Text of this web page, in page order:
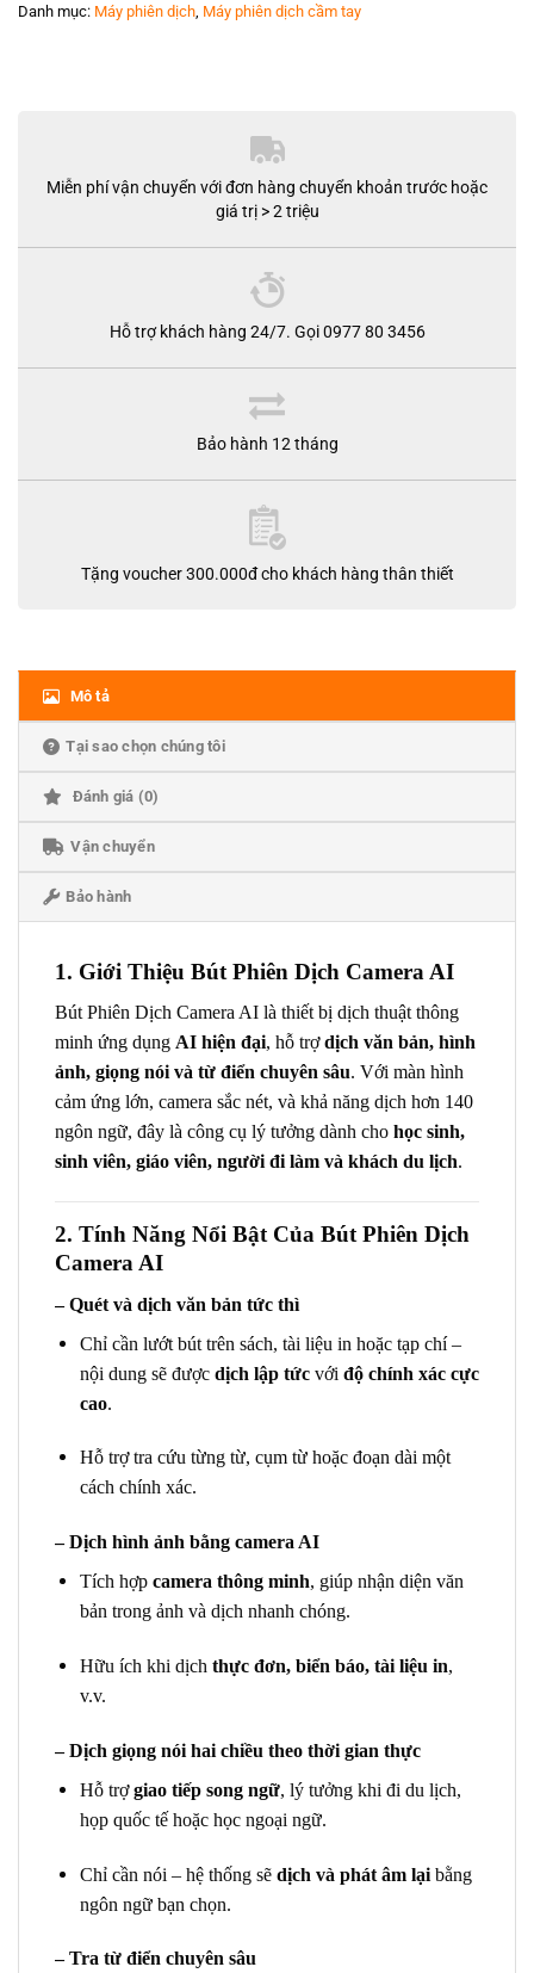
Danh mục: Máy phiên dịch Máy phiên dịch cầm tay
Miễn phí vận chuyển với đơn hàng chuyển khoản trước hoặc
giá trị > 2 triệu
Hỗ trợ khách hàng 24/7. Gọi 0977 80 3456
Bảo hành 12 tháng
Tặng voucher 300.000đ cho khách hàng thân thiết
Mô tả
Tại sao chọn chúng tôi
Đánh giá (0)
Vận chuyển
Bảo hành
1. Giới Thiệu Bút Phiên Dịch Camera AI
Bút Phiên Dịch Camera AI là thiết bị dịch thuật thông
minh ứng dụng AI hiện đại, hỗ trợdịch văn bản, hình
ảnh, giọng nói và từ điển chuyên sâu. Với màn hình
cảm ứng lớn, camera sắc nét, và khả năng dịch hơn 140
ngôn ngữ, đây là công cụ lý tưởng dành cho học sinh,
sinh viên, giáo viên, người đi làm và khách du lịch.
2. Tính Năng Nổi Bật Của Bút Phiên Dịch
Camera AI
– Quét và dịch văn bản tức thì
Chỉ cần lướt bút trên sách, tài liệu in hoặc tạp chí –
nội dung sẽ được dịch lập tứcvới độ chính xác cực
cao.
Hỗ trợ tra cứu từng từ, cụm từ hoặc đoạn dài một
cách chính xác.
– Dịch hình ảnh bằng camera AI
Tích hợp camera thông minh, giúp nhận diện văn
bản trong ảnh và dịch nhanh chóng.
Hữu ích khi dịch thực đơn, biển báo, tài liệu in,
v.v.
– Dịch giọng nói hai chiều theo thời gian thực
Hỗ trợgiao tiếp song ngữ, lý tưởng khi đi du lịch,
họp quốc tế hoặc học ngoại ngữ.
Chỉ cần nói – hệ thống sẽ dịch và phát âm lạibằng
ngôn ngữ bạn chọn.
– Tra từ điển chuyên sâu